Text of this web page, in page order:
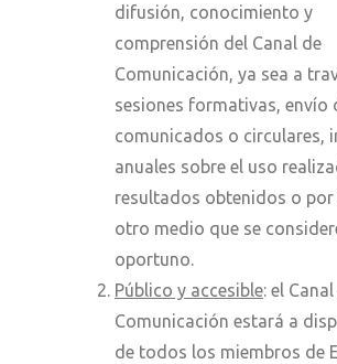
difusión, conocimiento y
comprensión del Canal de
Comunicación, ya sea a
sesiones formativas, envío
comunicados o circulares,
anuales sobre el uso
resultados obtenidos o
otro medio que se
oportuno.
Público y accesible: el
Comunicación estará a
de todos los miembros de